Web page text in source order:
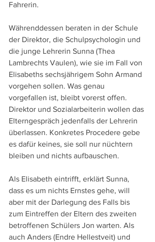
Fahrerin.
Währenddessen beraten in der Schule
der Direktor, die Schulpsychologin und
die junge Lehrerin Sunna (Thea
Lambrechts Vaulen), wie sie im Fall von
Elisabeths sechsjährigem Sohn Armand
vorgehen sollen. Was genau
vorgefallen ist, bleibt vorerst offen.
Direktor und Sozialarbeiterin wollen das
Elterngespräch jedenfalls der Lehrerin
überlassen. Konkretes Procedere gebe
es dafür keines, sie soll nur nüchtern
bleiben und nichts aufbauschen.
Als Elisabeth eintrifft, erklärt Sunna,
dass es um nichts Ernstes gehe, will
aber mit der Darlegung des Falls bis
zum Eintreffen der Eltern des zweiten
betroffenen Schülers Jon warten. Als
auch Anders (Endre Hellestveit) und